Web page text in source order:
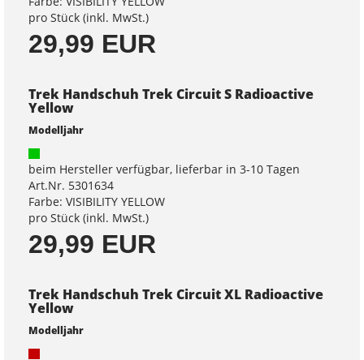
pro Stück (inkl. MwSt.)
29,99 EUR
Trek Handschuh Trek Circuit S Radioactive
Yellow
Modelljahr
beim Hersteller verfügbar, lieferbar in 3-10 Tagen
Art.Nr. 5301634
Farbe: VISIBILITY YELLOW
pro Stück (inkl. MwSt.)
29,99 EUR
Trek Handschuh Trek Circuit XL Radioactive
Yellow
Modelljahr